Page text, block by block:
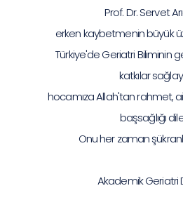
Prof. Dr. Servet
erken kaybetmenin büyük
Türkiye'de Geriatri Biliminin
katkılar
hocamıza Allah'tan rahmet,
başsağlığı
Onu her zaman
Akademik Geriatri